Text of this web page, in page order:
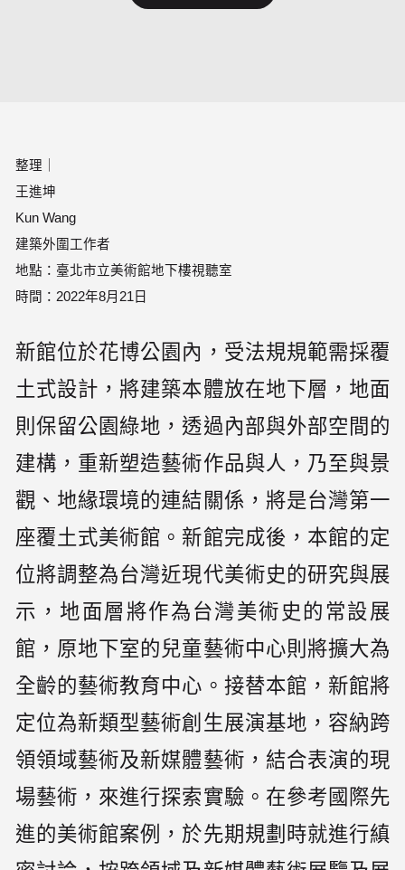
整理｜
王進坤
Kun Wang
建築外圍工作者
地點：臺北市立美術館地下樓視聽室
時間：2022年8月21日
新館位於花博公園內，受法規規範需採覆
土式設計，將建築本體放在地下層，地面
則保留公園綠地，透過內部與外部空間的
建構，重新塑造藝術作品與人，乃至與景
觀、地緣環境的連結關係，將是台灣第一
座覆土式美術館。新館完成後，本館的定
位將調整為台灣近現代美術史的研究與展
示，地面層將作為台灣美術史的常設展
館，原地下室的兒童藝術中心則將擴大為
全齡的藝術教育中心。接替本館，新館將
定位為新類型藝術創生展演基地，容納跨
領領域藝術及新媒體藝術，結合表演的現
場藝術，來進行探索實驗。在參考國際先
進的美術館案例，於先期規劃時就進行縝